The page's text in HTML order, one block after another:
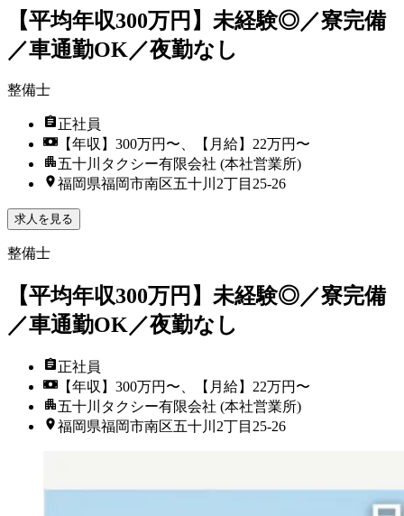
【平均年収300万円】未経験◎／寮完備
／車通勤OK／夜勤なし
整備士
正社員
【年収】300万円〜、【月給】22万円〜
五十川タクシー有限会社 (本社営業所)
福岡県福岡市南区五十川2丁目25-26
求人を見る
整備士
【平均年収300万円】未経験◎／寮完備
／車通勤OK／夜勤なし
正社員
【年収】300万円〜、【月給】22万円〜
五十川タクシー有限会社 (本社営業所)
福岡県福岡市南区五十川2丁目25-26